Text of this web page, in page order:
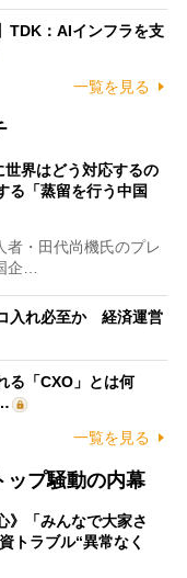
TDK：AIインフラを支
一覧を見る
界はどう対応するの
「蒸留を行う中国
・田代尚機氏のプレ
企…
入れ必至か 経済運営
る「CXO」とは何
一覧を見る
ップ騒動の内幕
》「みんなで大家さ
トラブル“異常なく